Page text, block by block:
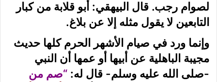
لصوام رجب. قال البيهقي: أبو قلابة من كبار
التابعين لا يقول مثله إلا عن بلاغ.
وإنما ورد في صيام الأشهر الحرم كلها حديث
مجيبة الباهلية عن أبيها أو عمها أن النبي
-صلى الله عليه وسلم- قال له: “صم من